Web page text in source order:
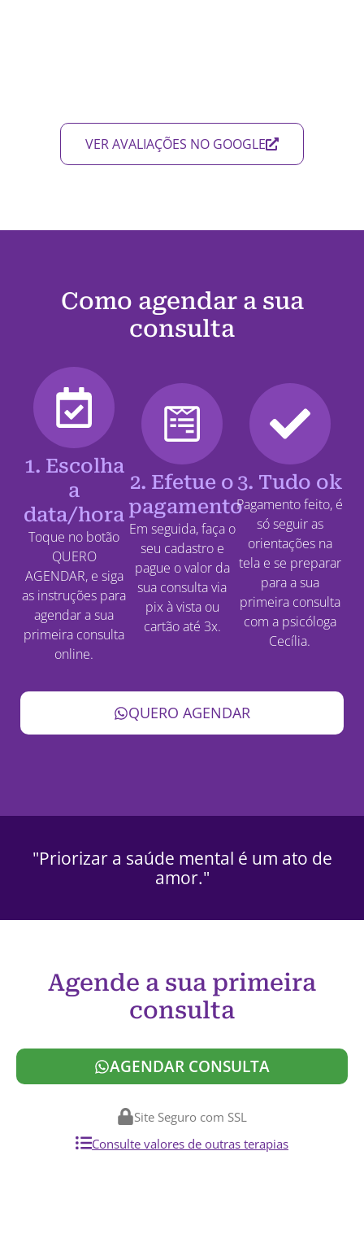
VER AVALIAÇÕES NO GOOGLE
Como agendar a sua
consulta
1. Escolha
a
data/hora
Toque no botão
QUERO
AGENDAR, e siga
as instruções para
agendar a sua
primeira consulta
online.
2. Efetue o
pagamento
Em seguida, faça o
seu cadastro e
pague o valor da
sua consulta via
pix à vista ou
cartão até 3x.
3. Tudo ok
Pagamento feito, é
só seguir as
orientações na
tela e se preparar
para a sua
primeira consulta
com a psicóloga
Cecília.
QUERO AGENDAR
"Priorizar a saúde mental é um ato de
amor."
Agende a sua primeira
consulta
AGENDAR CONSULTA
Site Seguro com SSL
Consulte valores de outras terapias